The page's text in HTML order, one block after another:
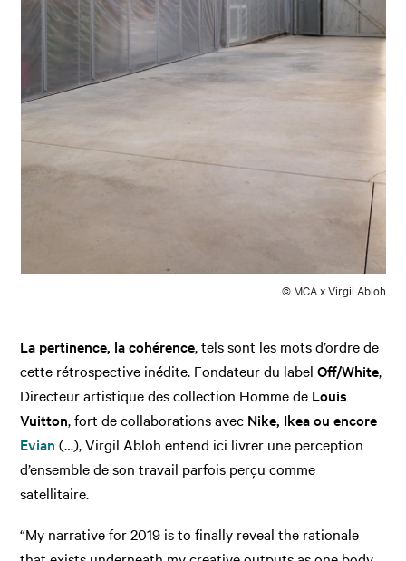
© MCA x Virgil Abloh
La pertinence, la cohérence, tels sont les mots d’ordre de
cette rétrospective inédite. Fondateur du labelOff/White,
Directeur artistique des collection Homme de Louis
Vuitton, fort de collaborations avec Nike, Ikea ou encore
Evian (…), Virgil Abloh entend ici livrer une perception
d’ensemble de son travail parfois perçu comme
satellitaire.
“My narrative for 2019 is to finally reveal the rationale